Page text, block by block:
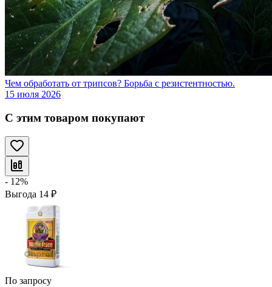
Чем обработать от трипсов? Борьба с резистентностью.
15 июля 2026
С этим товаром покупают
- 12%
Выгода 14 ₽
По запросу